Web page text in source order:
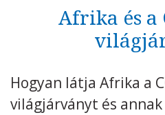
TÉMÁK
DOKUMENTUMTÁR
KAPCSOLAT
Afrika és a
Hogyan látja Afrika a
világjárványt és